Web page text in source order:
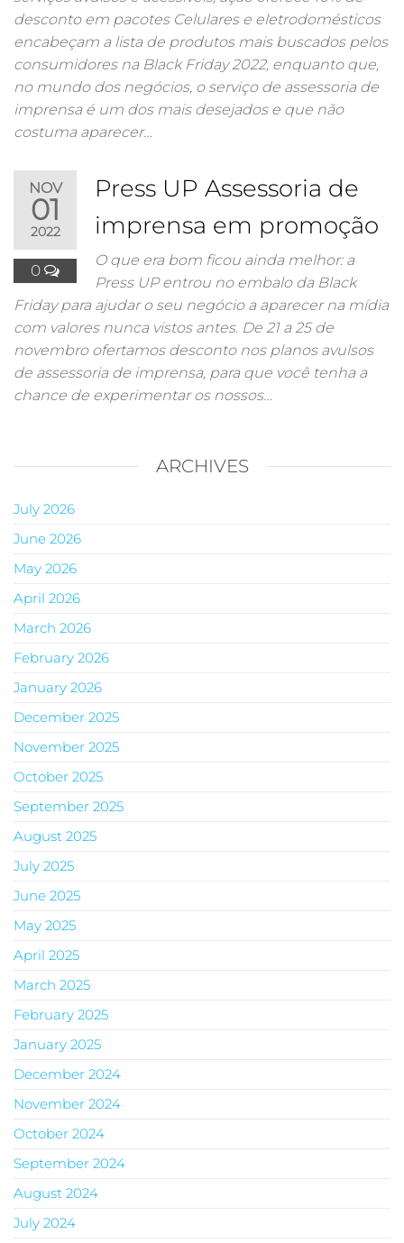
desconto em pacotes Celulares e eletrodomésticos
encabeçam a lista de produtos mais buscados pelos
consumidores na Black Friday 2022, enquanto que,
no mundo dos negócios, o serviço de assessoria de
imprensa é um dos mais desejados e que não
costuma aparecer…
NOV
01
2022
0
Press UP Assessoria de
imprensa em promoção
O que era bom ficou ainda melhor: a
Press UP entrou no embalo da Black
Friday para ajudar o seu negócio a aparecer na mídia
com valores nunca vistos antes. De 21 a 25 de
novembro ofertamos desconto nos planos avulsos
de assessoria de imprensa, para que você tenha a
chance de experimentar os nossos…
ARCHIVES
July 2026
June 2026
May 2026
April 2026
March 2026
February 2026
January 2026
December 2025
November 2025
October 2025
September 2025
August 2025
July 2025
June 2025
May 2025
April 2025
March 2025
February 2025
January 2025
December 2024
November 2024
October 2024
September 2024
August 2024
July 2024